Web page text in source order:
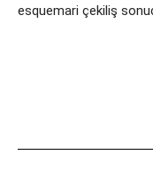
esquemari çekiliş